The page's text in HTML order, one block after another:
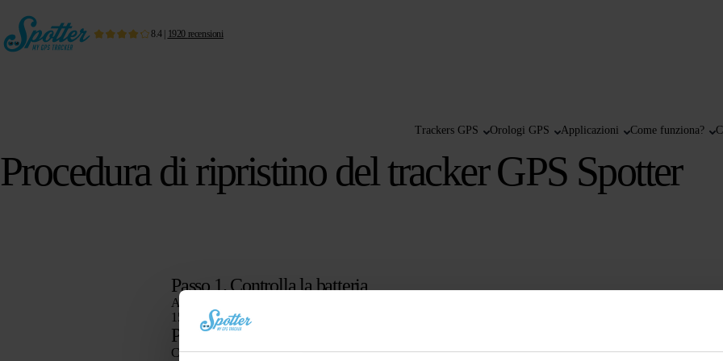
8.4| 1920 recensioni
Trackers GPS Orologi GPS Applicazioni Come funziona?
Procedura di ripristino del tracker GPS Spotter
Passo 1. Controlla la batteria
Assicurati che lo Spotter abbia abbastanza batteria. Se la luce LED blu del tracker GPS Spotter lampeggia
15%. Ricarica completamente lo Spotter in 2-3 ore. Scollega lo Spotter dal caricabatterie quando è completamente
Passo 2. Credito
Controlla anche se lo Spotter ha ancora credito. Per farlo, vai nelle impostazioni dello Spotter. Potrebbe infatti